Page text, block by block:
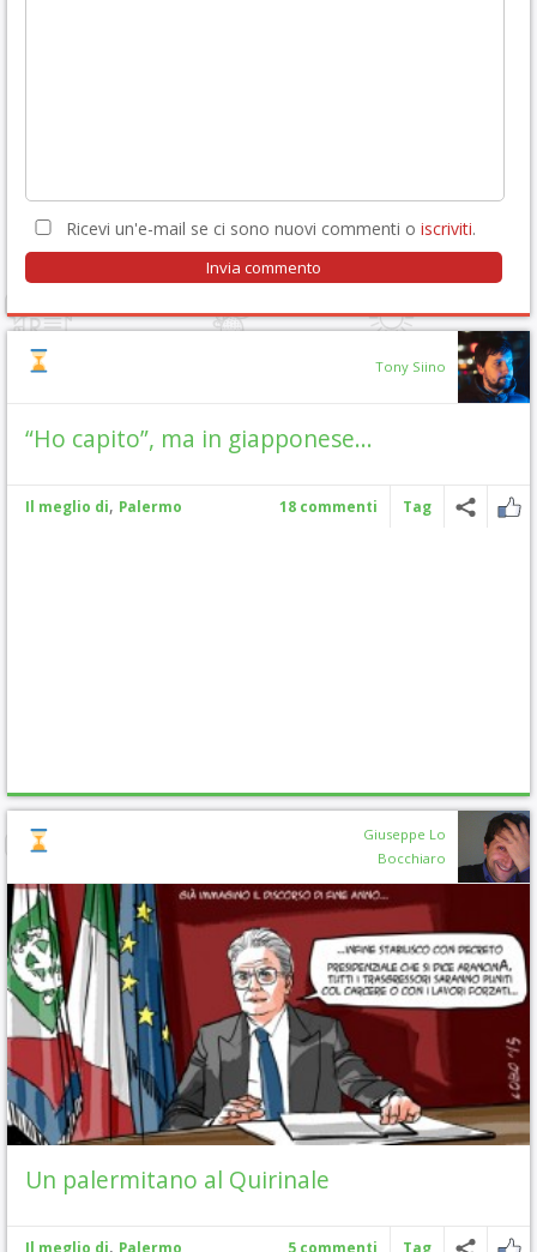
Ricevi un'e-mail se ci sono nuovi commenti o iscriviti.
Tony Siino
“Ho capito”, ma in giapponese…
Il meglio di, Palermo 18 commenti Tag
Giuseppe Lo
Bocchiaro
Un palermitano al Quirinale
Il meglio di, Palermo 5 commenti Tag